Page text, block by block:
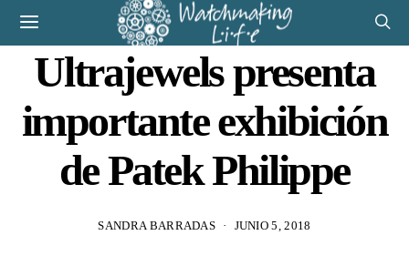
Ultrajewels presenta
importante exhibición
de Patek Philippe
SANDRA BARRADAS JUNIO 5, 2018